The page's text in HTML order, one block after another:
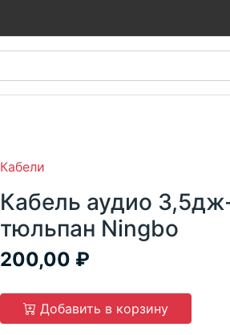
Кабели
Кабель аудио
тюльпан Ningbo
200,00
Добавить в корзину